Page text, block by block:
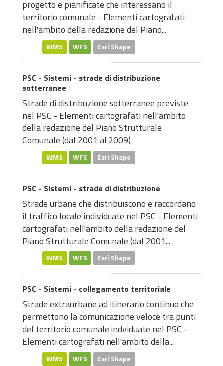
progetto e pianificate che interessano il
territorio comunale - Elementi cartografati
nell'ambito della redazione del Piano...
WMS WFS Esri Shape
PSC - Sistemi - strade di distribuzione
sotterranee
Strade di distribuzione sotterranee previste
nel PSC - Elementi cartografati nell'ambito
della redazione del Piano Strutturale
Comunale (dal 2001 al 2009)
WMS WFS Esri Shape
PSC - Sistemi - strade di distribuzione
Strade urbane che distribuiscono e raccordano
il traffico locale individuate nel PSC - Elementi
cartografati nell'ambito della redazione del
Piano Strutturale Comunale (dal 2001...
WMS WFS Esri Shape
PSC - Sistemi - collegamento territoriale
Strade extraurbane ad itinerario continuo che
permettono la comunicazione veloce tra punti
del territorio comunale indviduate nel PSC -
Elementi cartografati nell'ambito della...
WMS WFS Esri Shape